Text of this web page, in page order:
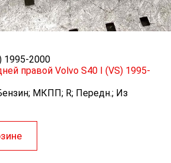
1995-2000
правой Volvo S40 I (VS) 1995-
МКПП; R; Передн.; Из